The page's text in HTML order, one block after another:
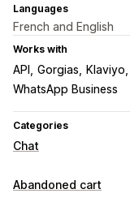
Languages
French and English
Works with
API Gorgias Klaviyo
WhatsApp Business
Categories
Chat
Real-time messaging
Abandoned cart